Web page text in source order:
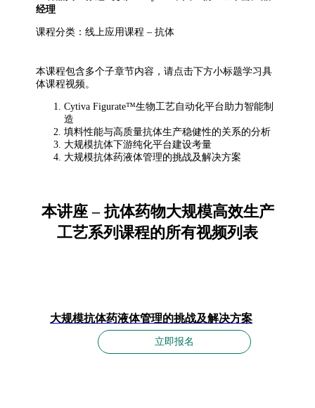
经理
课程分类：线上应用课程 – 抗体
本课程包含多个子章节内容，请点击下方小标题学习具
体课程视频。
Cytiva Figurate™生物工艺自动化平台助力智能制
造
填料性能与高质量抗体生产稳健性的关系的分析
大规模抗体下游纯化平台建设考量
大规模抗体药液体管理的挑战及解决方案
本讲座 – 抗体药物大规模高效生产
工艺系列课程的所有视频列表
大规模抗体药液体管理的挑战及解决方案
立即报名